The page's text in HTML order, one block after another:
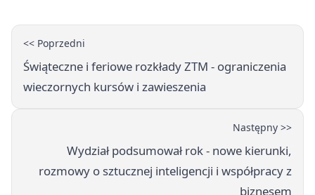
<< Poprzedni
Świąteczne i feriowe rozkłady ZTM - ograniczenia
wieczornych kursów i zawieszenia
Następny >>
Wydział podsumował rok - nowe kierunki,
rozmowy o sztucznej inteligencji i współpracy z
biznesem